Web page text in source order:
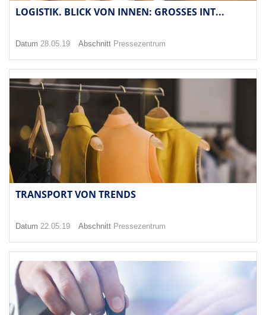
LOGISTIK. BLICK VON INNEN: GROSSES INT...
Datum 28.05.19 Abschnitt Pressezentrum
TRANSPORT VON TRENDS
Datum 22.05.19 Abschnitt Pressezentrum